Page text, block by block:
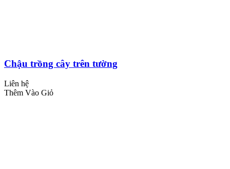
Chậu trồng cây trên tường
Liên hệ
Thêm Vào Giỏ